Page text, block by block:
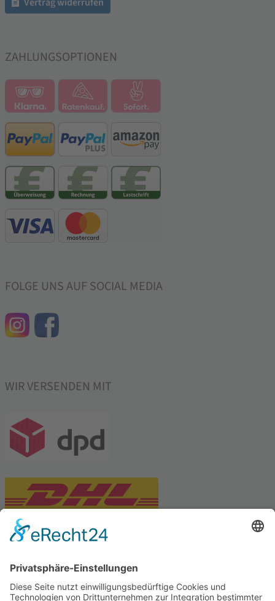
ZAHLUNGSOPTIONEN
FOLGE UNS AUF SOCIAL MEDIA
WIR VERSENDEN MIT
Tekal – Textile Lebensqualität